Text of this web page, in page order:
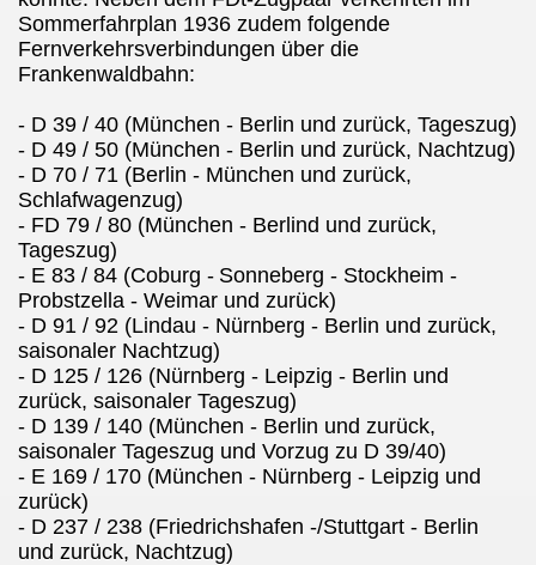
Sommerfahrplan 1936 zudem folgende
Fernverkehrsverbindungen über die
Frankenwaldbahn:
- D 39 / 40 (München - Berlin und zurück, Tageszug)
- D 49 / 50 (München - Berlin und zurück, Nachtzug)
- D 70 / 71 (Berlin - München und zurück,
Schlafwagenzug)
- FD 79 / 80 (München - Berlind und zurück,
Tageszug)
- E 83 / 84 (Coburg - Sonneberg - Stockheim -
Probstzella - Weimar und zurück)
- D 91 / 92 (Lindau - Nürnberg - Berlin und zurück,
saisonaler Nachtzug)
- D 125 / 126 (Nürnberg - Leipzig - Berlin und
zurück, saisonaler Tageszug)
- D 139 / 140 (München - Berlin und zurück,
saisonaler Tageszug und Vorzug zu D 39/40)
- E 169 / 170 (München - Nürnberg - Leipzig und
zurück)
- D 237 / 238 (Friedrichshafen -/Stuttgart - Berlin
und zurück, Nachtzug)